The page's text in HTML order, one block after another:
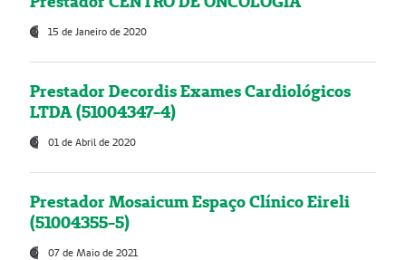
15 de Janeiro de 2020
Prestador Decordis Exames Cardiológicos
LTDA (51004347-4)
01 de Abril de 2020
Prestador Mosaicum Espaço Clínico Eireli
(51004355-5)
07 de Maio de 2021